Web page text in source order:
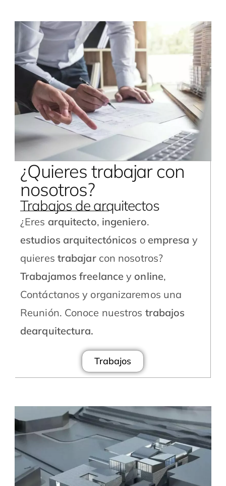
¿Quieres trabajar con
nosotros?
Trabajos de arquitectos
¿Eres arquitecto, ingeniero.
estudios arquitectónicos oempresa y
quieres trabajarcon nosotros?
Trabajamos freelance y online,
Contáctanos y organizaremos una
Reunión. Conoce nuestros trabajos
dearquitectura.
Trabajos